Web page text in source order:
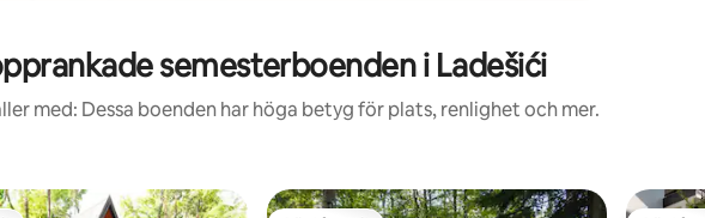
semesterboenden i Ladešići
med: Dessa boenden har höga betyg för plats, renlighet och mer.